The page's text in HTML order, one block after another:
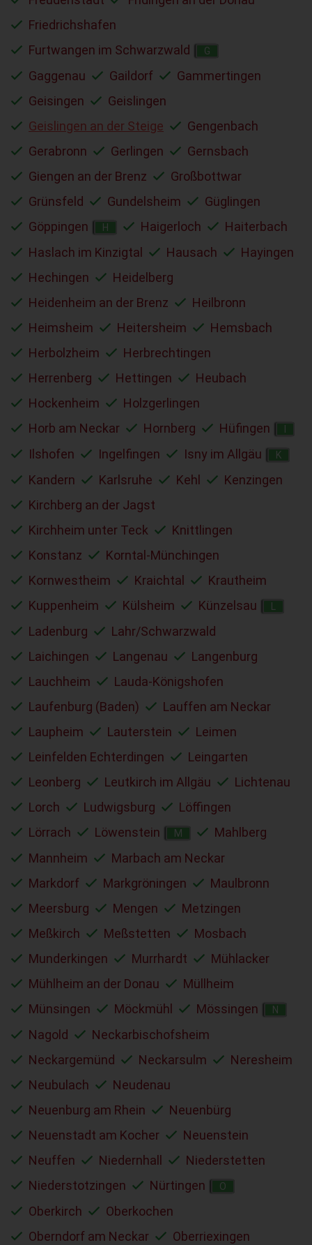
Friedrichshafen
Furtwangen im Schwarzwald
G
Gaggenau Gaildorf
Gammertingen
Geisingen
Geislingen
Geislingen an der Steige
Gengenbach
Gerabronn
Gerlingen
Gernsbach
Giengen an der Brenz
Großbottwar
Grünsfeld
Gundelsheim
Güglingen
Göppingen
H Haigerloch
Haiterbach
Haslach im Kinzigtal
Hausach
Hayingen
Hechingen
Heidelberg
Heidenheim an der Brenz
Heilbronn
Heimsheim
Heitersheim
Hemsbach
Herbolzheim
Herbrechtingen
Herrenberg
Hettingen
Heubach
Hockenheim
Holzgerlingen
Horb am Neckar
Hornberg Hüfingen
Ilshofen Ingelfingen Isny im Allgäu K
Kandern Karlsruhe Kehl
Kenzingen
Kirchberg an der Jagst
Kirchheim unter Teck
Knittlingen
Konstanz
Korntal-Münchingen
Kornwestheim
Kraichtal
Krautheim
Kuppenheim
Külsheim Künzelsau
Ladenburg
Lahr/Schwarzwald
Laichingen
Langenau
Langenburg
Lauchheim
Lauda-Königshofen
Laufenburg (Baden)
Lauffen am Neckar
Laupheim
Lauterstein
Leimen
Leinfelden Echterdingen
Leingarten
Leonberg
Leutkirch im Allgäu
Lichtenau
Lorch
Ludwigsburg
Löffingen
Lörrach
Löwenstein M
Mahlberg
Mannheim
Marbach am Neckar
Markdorf
Markgröningen
Maulbronn
Meersburg
Mengen
Metzingen
Meßkirch
Meßstetten
Mosbach
Munderkingen
Murrhardt
Mühlacker
Mühlheim an der Donau
Müllheim
Münsingen
Möckmühl Mössingen N
Nagold
Neckarbischofsheim
Neckargemünd
Neckarsulm
Neresheim
Neubulach
Neudenau
Neuenburg am Rhein
Neuenbürg
Neuenstadt am Kocher
Neuenstein
Neuffen
Niedernhall
Niederstetten
Niederstotzingen
Nürtingen O
Oberkirch
Oberkochen
Oberndorf am Neckar
Oberriexingen